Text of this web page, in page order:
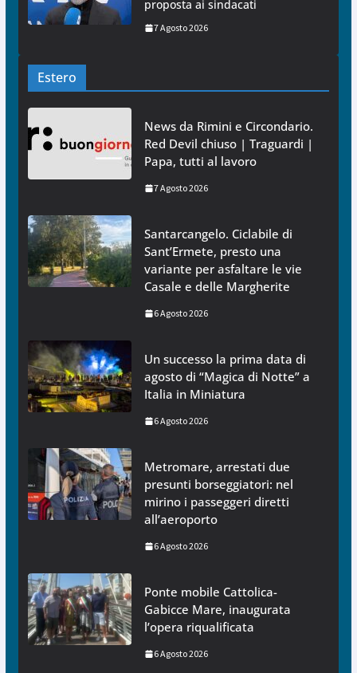
proposta ai sindacati
7 Agosto 2026
Estero
News da Rimini e Circondario.
Red Devil chiuso | Traguardi |
Papa, tutti al lavoro
7 Agosto 2026
Santarcangelo. Ciclabile di
Sant’Ermete, presto una
variante per asfaltare le vie
Casale e delle Margherite
6 Agosto 2026
Un successo la prima data di
agosto di “Magica di Notte” a
Italia in Miniatura
6 Agosto 2026
Metromare, arrestati due
presunti borseggiatori: nel
mirino i passeggeri diretti
all’aeroporto
6 Agosto 2026
Ponte mobile Cattolica-
Gabicce Mare, inaugurata
l’opera riqualificata
6 Agosto 2026